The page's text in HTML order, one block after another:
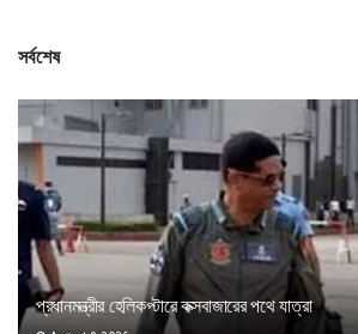
সর্বশেষ
প্রধানমন্ত্রীর হেলিকপ্টারে কক্সবাজারের পথে যাত্রা